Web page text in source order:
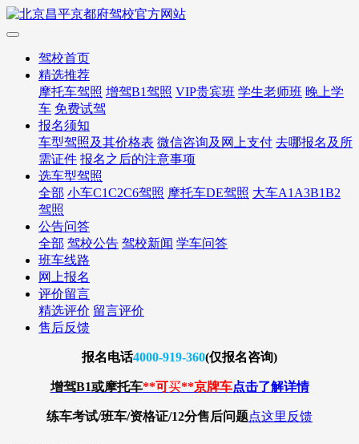
驾校首页
精选推荐
摩托车驾照 增驾B1驾照 VIP贵宾班 学生老师班 晚上学
车 免费试驾
报名须知
车型驾照及其价格表 微信咨询及网上支付 去哪报名及所
需证件 报名之后的注意事项
选车型驾照
全部 小车C1C2C6驾照 摩托车DE驾照 大车A1A3B1B2
驾照
公告问答
全部 驾校公告 驾校新闻 学车问答
班车线路
网上报名
评价留言
精选评价 留言评价
售后反馈
报名电话4000-919-360(仅报名咨询)
增驾B1或摩托车**可买**京牌车点击了解详情
练车考试/班车/资格证/12分售后问题点这里反馈